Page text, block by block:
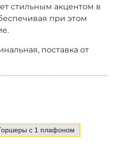
стильным акцентом в
при этом
поставка от
с 1 плафоном